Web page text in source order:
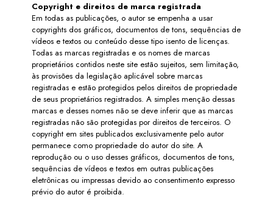
Copyright e direitos de marca registrada
Em todas as publicações, o autor se empenha a usar
copyrights dos gráficos, documentos de tons, sequências de
vídeos e textos ou conteúdo desse tipo isento de licenças.
Todas as marcas registradas e os nomes de marcas
proprietários contidos neste site estão sujeitos, sem limitação,
às provisões da legislação aplicável sobre marcas
registradas e estão protegidos pelos direitos de propriedade
de seus proprietários registrados. A simples menção dessas
marcas e desses nomes não se deve inferir que as marcas
registradas não são protegidas por direitos de terceiros. O
copyright em sites publicados exclusivamente pelo autor
permanece como propriedade do autor do site. A
reprodução ou o uso desses gráficos, documentos de tons,
sequências de vídeos e textos em outras publicações
eletrônicas ou impressas devido ao consentimento expresso
prévio do autor é proibida.